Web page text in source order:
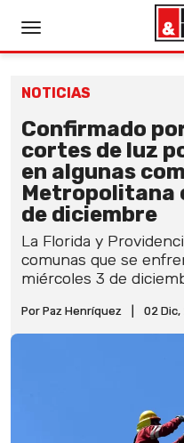
NOTICIAS
Confirmado
cortes de luz
en algunas
Metropolitana
de diciembre
La Florida y
comunas que se
miércoles 3 de
Por Paz Henríquez 02 Dic,